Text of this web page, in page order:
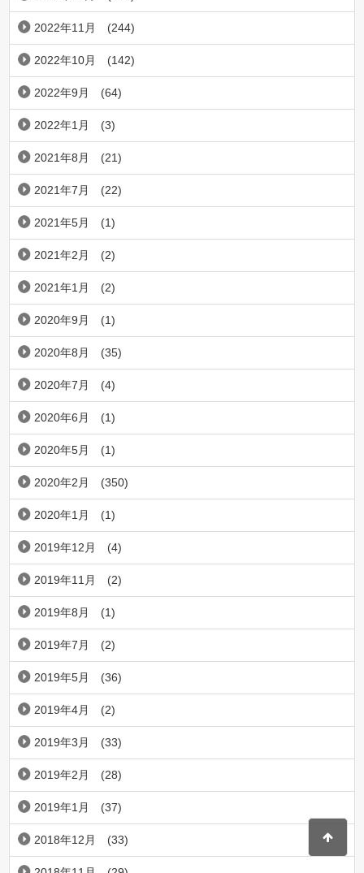
2022年11月 (244)
2022年10月 (142)
2022年9月 (64)
2022年1月 (3)
2021年8月 (21)
2021年7月 (22)
2021年5月 (1)
2021年2月 (2)
2021年1月 (2)
2020年9月 (1)
2020年8月 (35)
2020年7月 (4)
2020年6月 (1)
2020年5月 (1)
2020年2月 (350)
2020年1月 (1)
2019年12月 (4)
2019年11月 (2)
2019年8月 (1)
2019年7月 (2)
2019年5月 (36)
2019年4月 (2)
2019年3月 (33)
2019年2月 (28)
2019年1月 (37)
2018年12月 (33)